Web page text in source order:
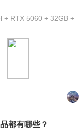
+ RTX 5060 + 32GB +
都有哪些？